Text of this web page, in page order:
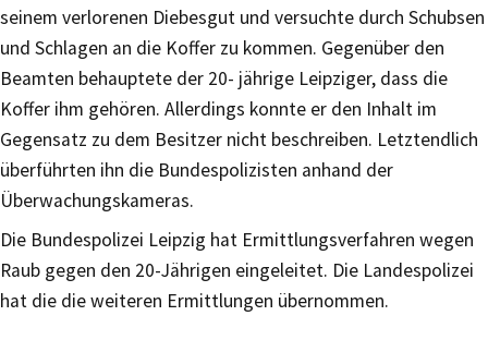
seinem verlorenen Diebesgut und versuchte durch Schubsen
und Schlagen an die Koffer zu kommen. Gegenüber den
Beamten behauptete der 20- jährige Leipziger, dass die
Koffer ihm gehören. Allerdings konnte er den Inhalt im
Gegensatz zu dem Besitzer nicht beschreiben. Letztendlich
überführten ihn die Bundespolizisten anhand der
Überwachungskameras.
Die Bundespolizei Leipzig hat Ermittlungsverfahren wegen
Raub gegen den 20-Jährigen eingeleitet. Die Landespolizei
hat die die weiteren Ermittlungen übernommen.